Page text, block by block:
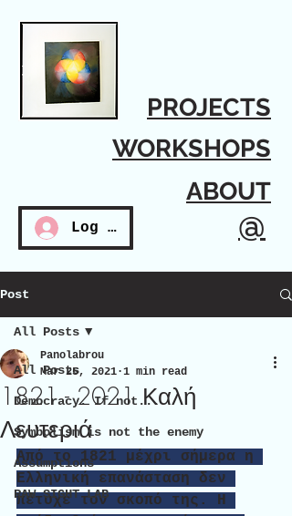
PROJECTS
WORKSHOPS
ABOUT
Log In @
Post
All Posts
Democracy. If not...
Symbolism is not the enemy
Assumptions
RAW SIGHT LAB
All Posts
1821 - 2021 Καλή
Λευτεριά
Panolabrou
Mar 25, 2021 1 min read
Από το 1821 μέχρι σήμερα η
Ελληνική επανάσταση δεν
πέτυχε τον σκοπό της. Η